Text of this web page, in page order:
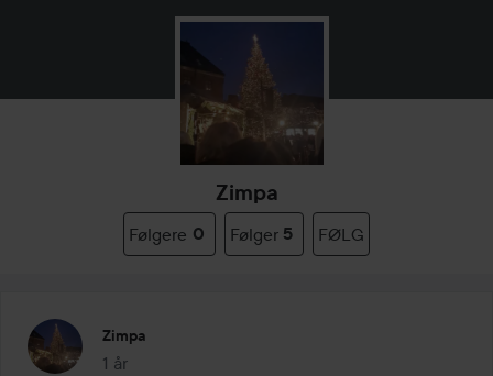
Zimpa
Følgere 0 Følger 5 FØLG
Zimpa
1 år
Posten blev oprettet 1 år